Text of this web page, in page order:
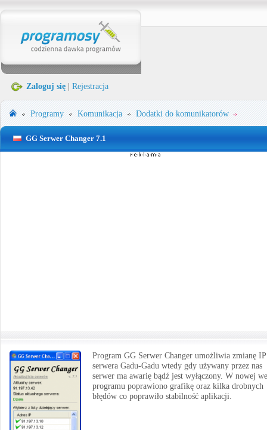
Zaloguj się Rejestracja
Programy Komunikacja Dodatki do komunikatorów
GG Serwer Changer 7.1
Program GG Serwer Changer umożliwia zmianę IP
serwera Gadu-Gadu wtedy gdy używany przez nas
serwer ma awarię bądź jest wyłączony. W nowej
programu poprawiono grafikę oraz kilka drobnych
błędów co poprawiło stabilność aplikacji.